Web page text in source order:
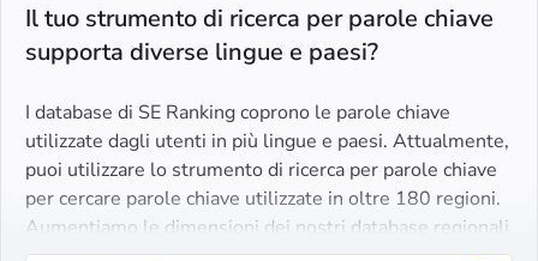
Il tuo strumento di ricerca per parole chiave
supporta diverse lingue e paesi?
I database di SE Ranking coprono le parole chiave
utilizzate dagli utenti in più lingue e paesi. Attualmente,
puoi utilizzare lo strumento di ricerca per parole chiave
per cercare parole chiave utilizzate in oltre 180 regioni.
Aumentiamo le dimensioni dei nostri database regionali